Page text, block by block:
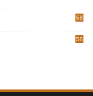
58
56